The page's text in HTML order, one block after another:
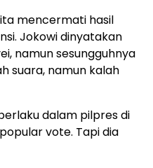
mencermati hasil
Jokowi dinyatakan
namun sesungguhnya
suara, namun kalah
dalam pilpres di
vote. Tapi dia